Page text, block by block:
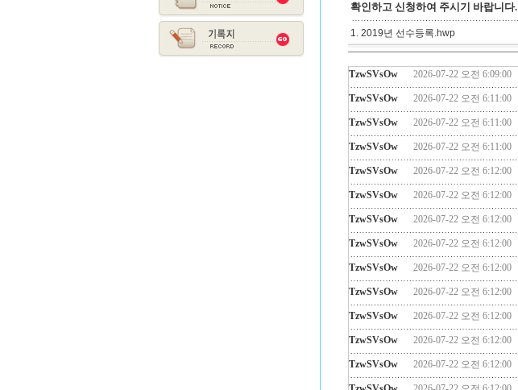
확인하고 신청하여 주시기 바랍니다.
1. 2019년 선수등록.hwp
TzwSVsOw 2026-07-22 오전 6:09:00
TzwSVsOw 2026-07-22 오전 6:11:00
TzwSVsOw 2026-07-22 오전 6:11:00
TzwSVsOw 2026-07-22 오전 6:11:00
TzwSVsOw 2026-07-22 오전 6:12:00
TzwSVsOw 2026-07-22 오전 6:12:00
TzwSVsOw 2026-07-22 오전 6:12:00
TzwSVsOw 2026-07-22 오전 6:12:00
TzwSVsOw 2026-07-22 오전 6:12:00
TzwSVsOw 2026-07-22 오전 6:12:00
TzwSVsOw 2026-07-22 오전 6:12:00
TzwSVsOw 2026-07-22 오전 6:12:00
TzwSVsOw 2026-07-22 오전 6:12:00